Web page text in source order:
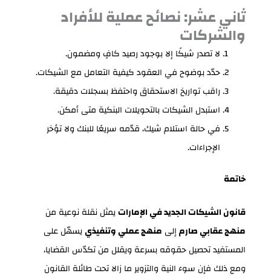
ثاني عشر: نصائح عملية للأفراد
والشركات
لا تصدر شيكًا إلا بوجود رصيد كافٍ ومضمون.
حدّد بوضوح في العقود كيفية التعامل مع الشيكات.
راقب تواريخ الاستحقاق واحتفظ بسجلات دقيقة.
استبدل الشيكات بالتحويلات البنكية متى أمكن.
في حالة استلام شيك، قدّمه سريعًا للبنك ولا تؤخر
الإجراءات.
خاتمة
قانون الشيكات الجديد في الإماراتيمثل نقلة نوعية من
منهج عقابي صارمإلى منهج عملي وتنفيذييسهّل على
المستفيد تحصيل حقوقه بسرعة ويقلل من تكدّس القضايا،
ومع ذلك فإن سوء النية والتزوير ما زالا تحت طائلة القانون